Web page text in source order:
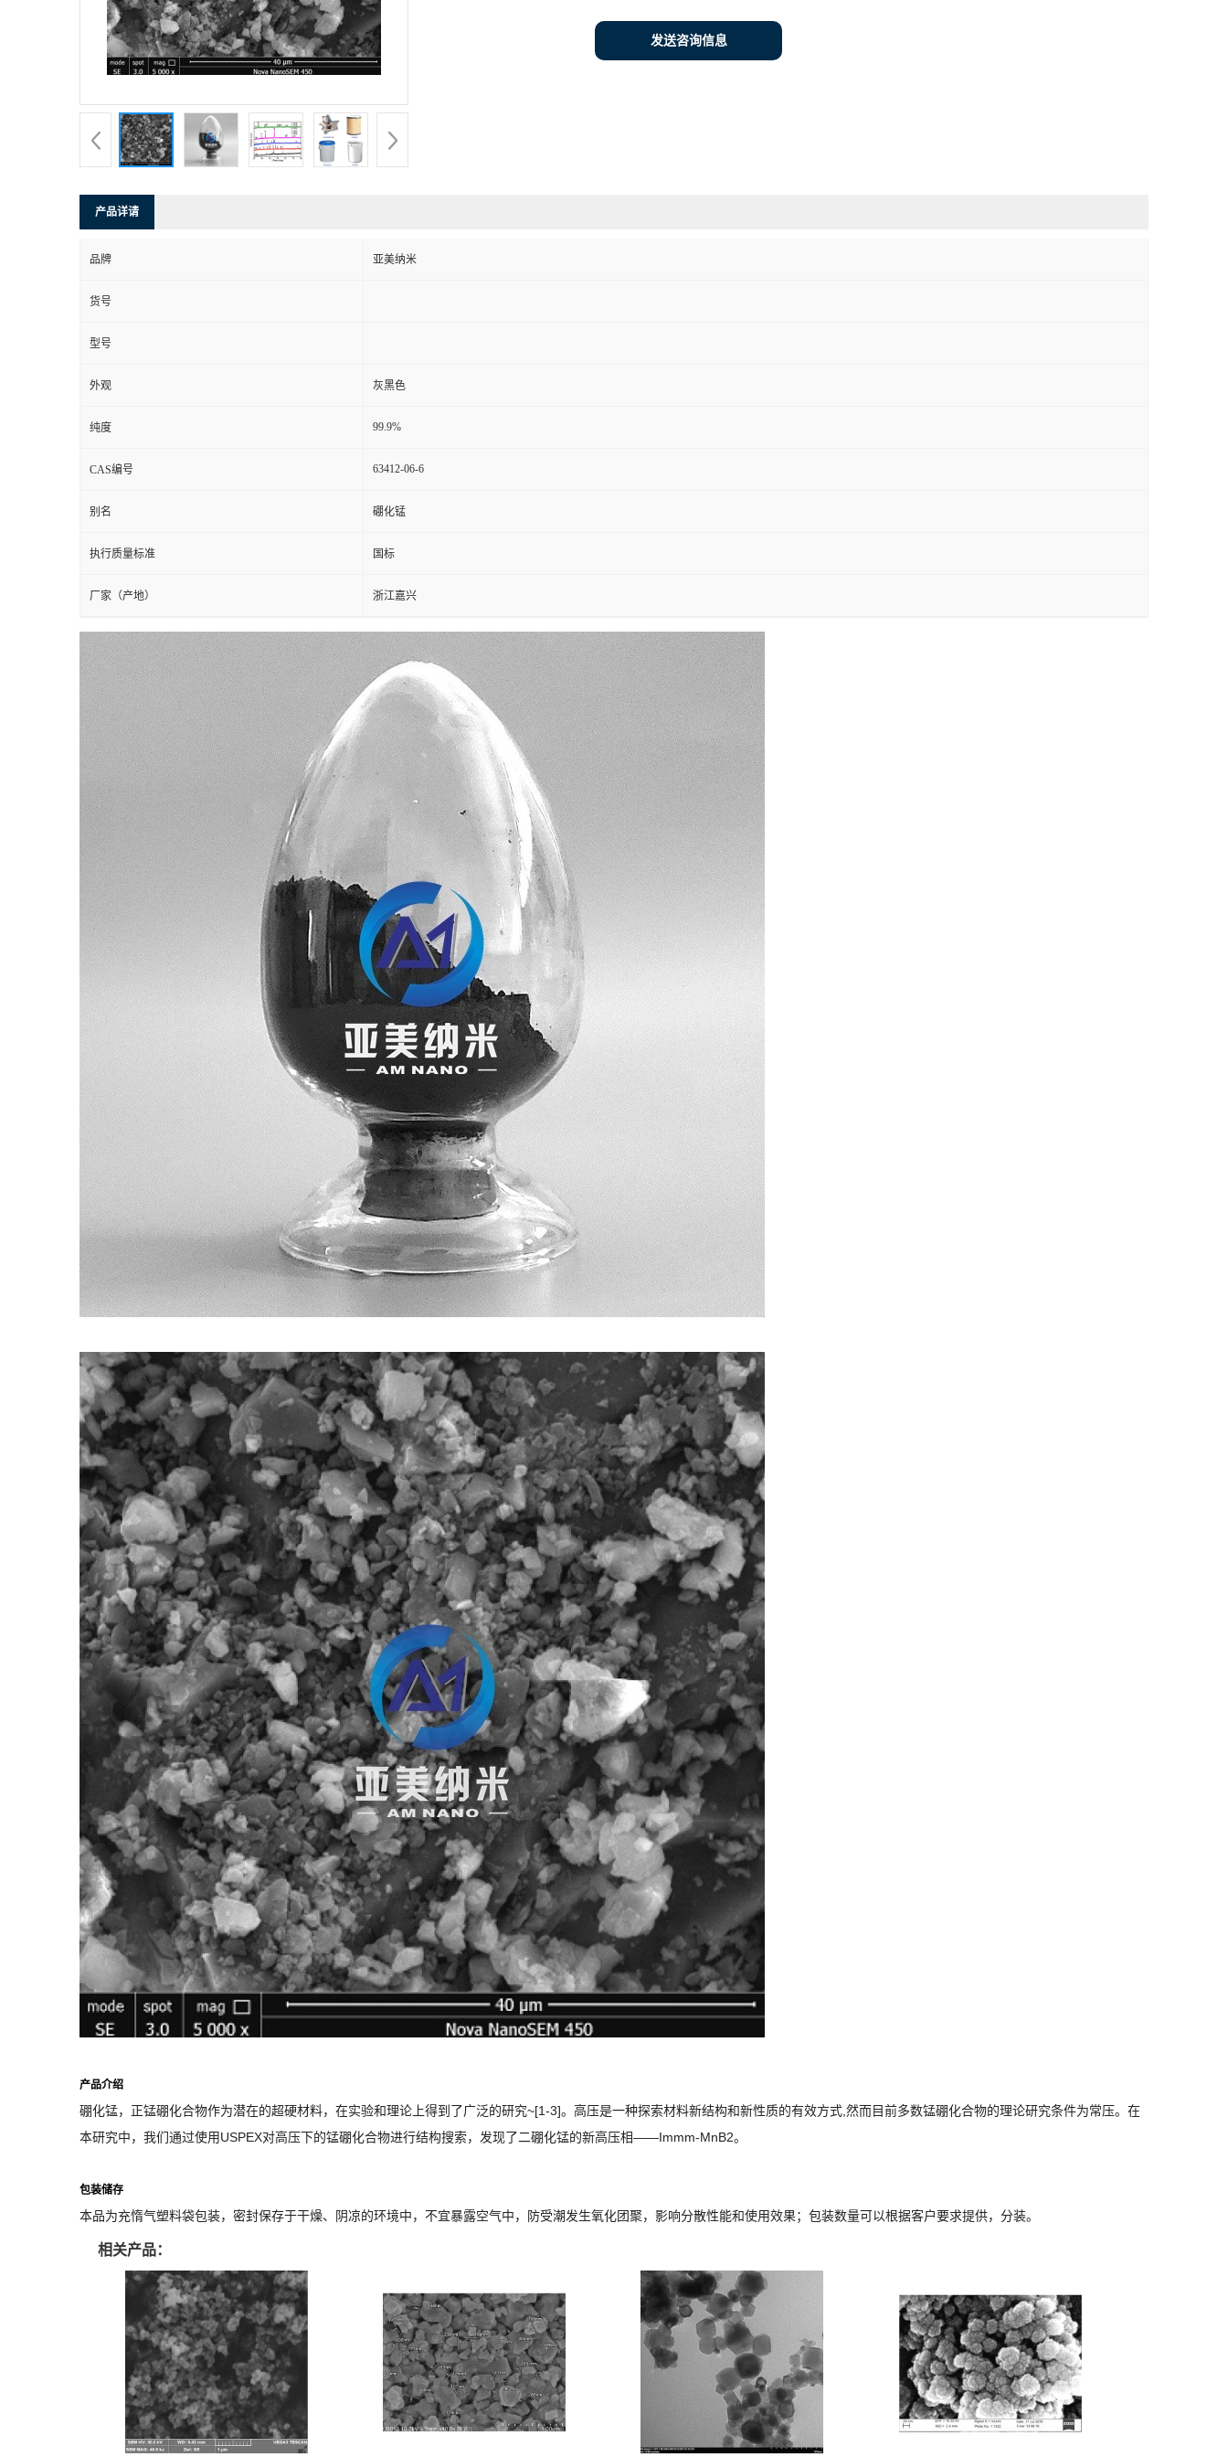
发送咨询信息
产品详请
品牌 亚美纳米
货号
型号
外观 灰黑色
纯度 99.9%
CAS编号 63412-06-6
别名 硼化锰
执行质量标准 国标
厂家（产地） 浙江嘉兴
产品介绍
硼化锰，正锰硼化合物作为潜在的超硬材料，在实验和理论上得到了广泛的研究~[1-3]。高压是一种探索材料新结构和新性质的有效方式,然而目前多数锰硼化合物的理论研究条件为常压。在
本研究中，我们通过使用USPEX对高压下的锰硼化合物进行结构搜索，发现了二硼化锰的新高压相——Immm-MnB2。
包装储存
本品为充惰气塑料袋包装，密封保存于干燥、阴凉的环境中，不宜暴露空气中，防受潮发生氧化团聚，影响分散性能和使用效果；包装数量可以根据客户要求提供，分装。
相关产品：